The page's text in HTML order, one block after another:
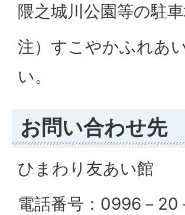
隈之城川公園等の駐
注）すこやかふれあ
い。
お問い合わせ先
ひまわり友あい館
電話番号：0996－20